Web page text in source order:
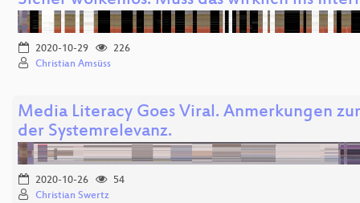
2020-10-29
226
Christian Amsüss
Media Literacy Goes Viral. Anmerkungen
der Systemrelevanz.
2020-10-26
54
Christian Swertz